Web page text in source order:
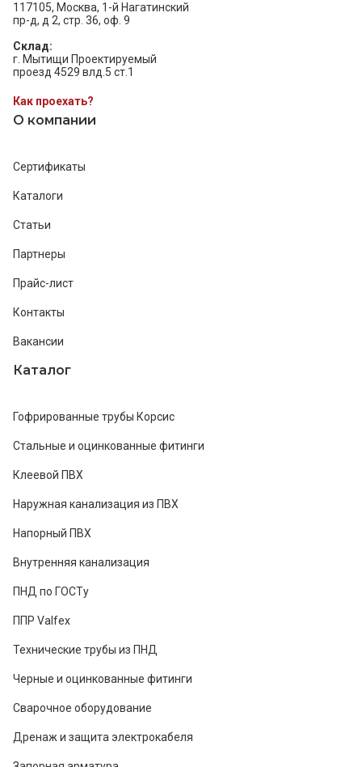
117105, Москва, 1-й Нагатинский
пр-д, д 2, стр. 36, оф. 9
Склад:
г. Мытищи Проектируемый
проезд 4529 влд.5 ст.1
Как проехать?
О компании
Сертификаты
Каталоги
Статьи
Партнеры
Прайс-лист
Контакты
Вакансии
Каталог
Гофрированные трубы Корсис
Стальные и оцинкованные фитинги
Клеевой ПВХ
Наружная канализация из ПВХ
Напорный ПВХ
Внутренняя канализация
ПНД по ГОСТу
ППР Valfex
Технические трубы из ПНД
Черные и оцинкованные фитинги
Сварочное оборудование
Дренаж и защита электрокабеля